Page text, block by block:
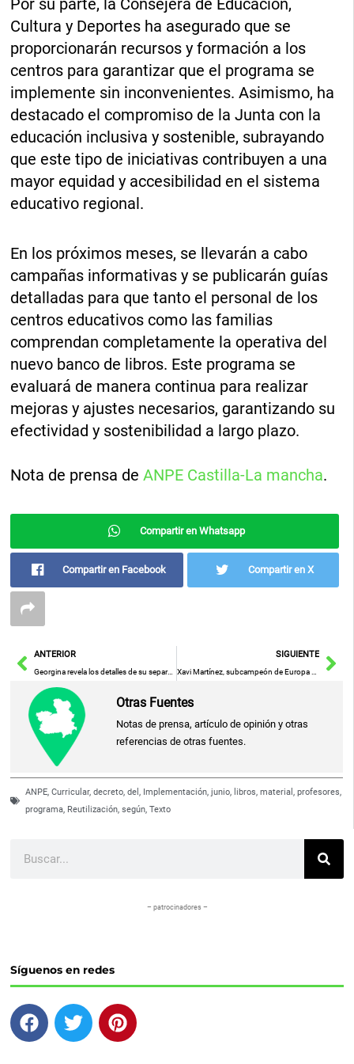
Cultura y Deportes ha asegurado que se
proporcionarán recursos y formación a los
centros para garantizar que el programa se
implemente sin inconvenientes. Asimismo, ha
destacado el compromiso de la Junta con la
educación inclusiva y sostenible, subrayando
que este tipo de iniciativas contribuyen a una
mayor equidad y accesibilidad en el sistema
educativo regional.
En los próximos meses, se llevarán a cabo
campañas informativas y se publicarán guías
detalladas para que tanto el personal de los
centros educativos como las familias
comprendan completamente la operativa del
nuevo banco de libros. Este programa se
evaluará de manera continua para realizar
mejoras y ajustes necesarios, garantizando su
efectividad y sostenibilidad a largo plazo.
Nota de prensa deANPE Castilla-La mancha.
Compartir en Whatsapp
Compartir en Facebook Compartir en X
AntANTERIOR
Georgina revela los detalles de su separación de Cristiano Ronaldo sin reservas
SIGUIENTE
Otras Fuentes
Notas de prensa, artículo de opinión y otras
referencias de otras fuentes.
ANPE ,Curricular,decreto ,del Implementación ,junio libros ,material ,profesores
programa Reutilización ,según ,Texto
– patrocinadores –
Síguenos en redes
F
a
T
w
P
i